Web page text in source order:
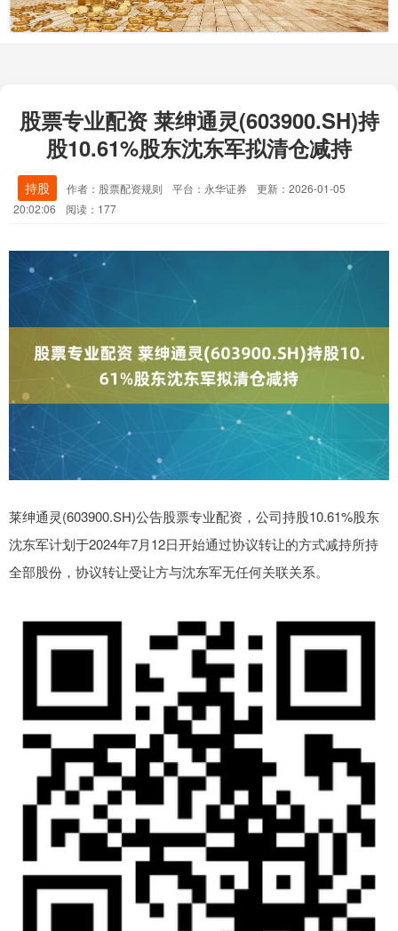
股票专业配资 莱绅通灵(603900.SH)持
股10.61%股东沈东军拟清仓减持
持股 作者：股票配资规则 平台：永华证券
更新：2026-01-05
20:02:06
阅读：177
莱绅通灵(603900.SH)公告股票专业配资，公司持股10.61%股东
沈东军计划于2024年7月12日开始通过协议转让的方式减持所持
全部股份，协议转让受让方与沈东军无任何关联关系。